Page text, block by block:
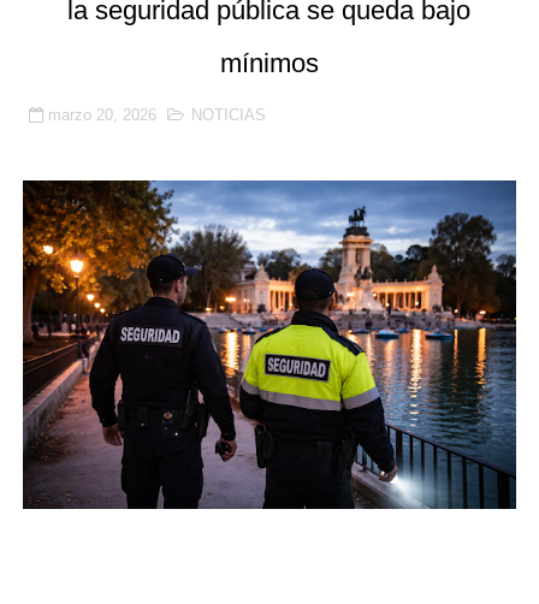
🚨 SICOR Seguridad El Corte Inglés, sancionada por
La justicia confirma la suspensión de empleo y sueldo
Benetússer refuerza con seguridad privada la
la seguridad pública se queda bajo
mínimos
marzo 20, 2026 NOTICIAS